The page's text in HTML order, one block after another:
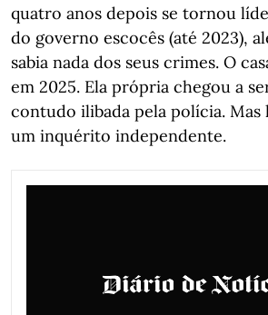
quatro anos depois se tornou
do governo escocês (até 2023),
sabia nada dos seus crimes. O
em 2025. Ela própria chegou a
contudo ilibada pela polícia. Mas
um inquérito independente.